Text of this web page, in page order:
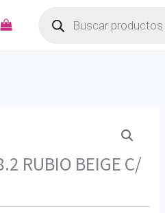
productos
RUBIO BEIGE C/